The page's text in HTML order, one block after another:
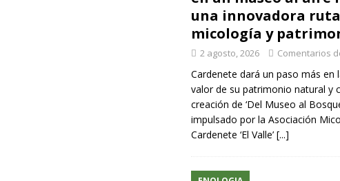
una innovadora
micología y
2 agosto, 2026 Comentarios
Cardenete dará un paso más en
valor de su patrimonio natural y
creación de ‘Del Museo al
impulsado por la Asociación
Cardenete ‘El Valle’ [...]